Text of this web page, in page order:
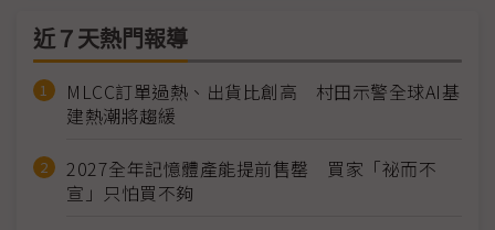
近７天熱門報導
MLCC訂單過熱、出貨比創高 村田示警全球AI基
建熱潮將趨緩
2027全年記憶體產能提前售罄 買家「祕而不
宣」只怕買不夠